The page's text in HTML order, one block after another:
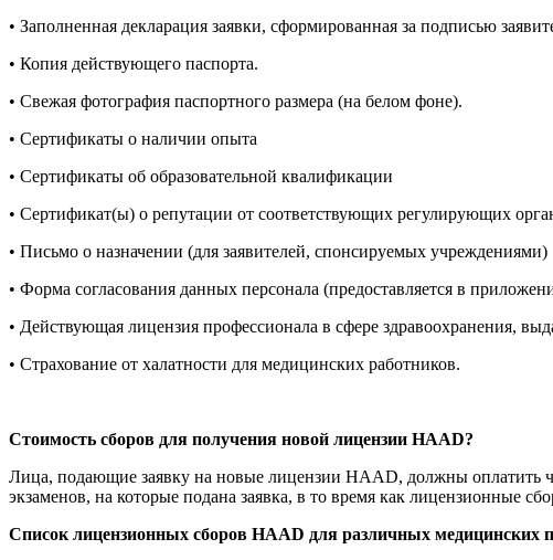
• Заполненная декларация заявки, сформированная за подписью
• Копия действующего паспорта.
• Свежая фотография паспортного размера (на белом фоне).
• Сертификаты о наличии опыта
• Сертификаты об образовательной квалификации
• Сертификат(ы) о репутации от соответствующих регулирующих
• Письмо о назначении (для заявителей, спонсируемых учреждениями)
• Форма согласования данных персонала (предоставляется в
• Действующая лицензия профессионала в сфере здравоохранения,
• Страхование от халатности для медицинских работников.
Стоимость сборов для получения новой лицензии HAAD?
Лица, подающие заявку на новые лицензии HAAD, должны оплатить
экзаменов, на которые подана заявка, в то время как лицензионные
Список лицензионных сборов HAAD для различных медицинских